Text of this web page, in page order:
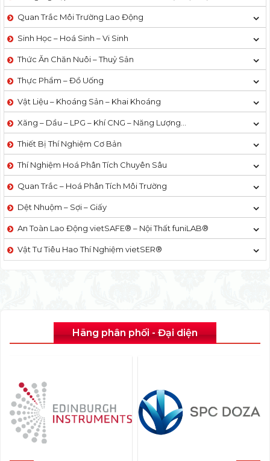
Quan Trắc Môi Trường Lao Động
Sinh Học – Hoá Sinh – Vi Sinh
Thức Ăn Chăn Nuôi – Thuỷ Sản
Thực Phẩm – Đồ Uống
Vật Liệu – Khoáng Sản – Khai Khoáng
Xăng – Dầu – LPG – Khí CNG – Năng Lượng…
Thiết Bị Thí Nghiệm Cơ Bản
Thí Nghiệm Hoá Phân Tích Chuyên Sâu
Quan Trắc – Hoá Phân Tích Môi Trường
Dệt Nhuộm – Sợi – Giấy
An Toàn Lao Động vietSAFE® – Nội Thất funiLAB®
Vật Tư Tiêu Hao Thí Nghiệm vietSER®
Hãng phân phối - Đại diện